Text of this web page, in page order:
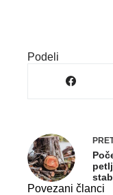
Podeli
Povezani članci